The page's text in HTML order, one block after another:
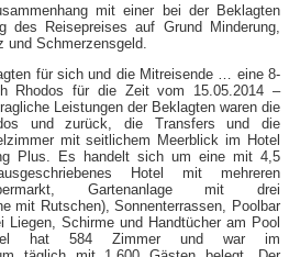
mit einer bei der Beklagten
des Reisepreises auf Grund Minderung,
und Schmerzensgeld.
für sich und die Mitreisende … eine 8-
Rhodos für die Zeit vom 15.05.2014 –
Leistungen der Beklagten waren die
und zurück, die Transfers und die
mit seitlichem Meerblick im Hotel
Plus. Es handelt sich um eine mit 4,5
Hotel mit mehreren
Gartenanlage mit drei
mit Rutschen), Sonnenterrassen, Poolbar
Liegen, Schirme und Handtücher am Pool
hat 584 Zimmer und war im